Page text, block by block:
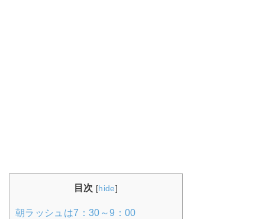
目次 [hide]
朝ラッシュは7：30～9：00